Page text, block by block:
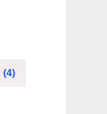
(4)